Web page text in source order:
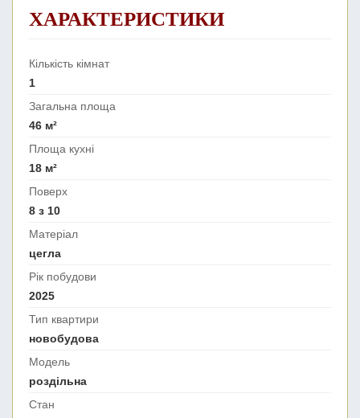
ХАРАКТЕРИСТИКИ
Кількість кімнат
1
Загальна площа
46 м²
Площа кухні
18 м²
Поверх
8 з 10
Матеріал
цегла
Рік побудови
2025
Тип квартири
новобудова
Модель
роздільна
Стан